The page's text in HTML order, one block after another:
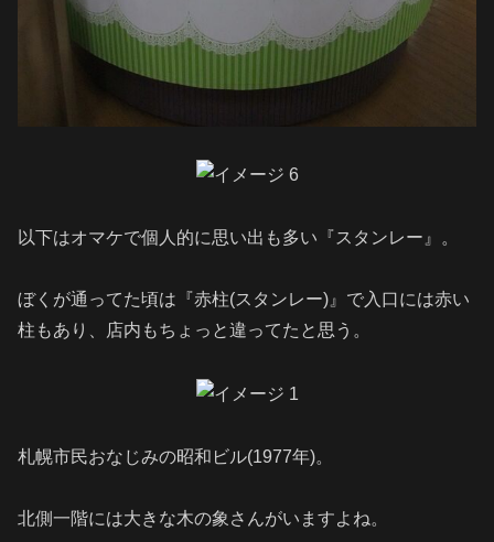
以下はオマケで個人的に思い出も多い『スタンレー』。
ぼくが通ってた頃は『赤柱(スタンレー)』で入口には赤い
柱もあり、店内もちょっと違ってたと思う。
札幌市民おなじみの昭和ビル(1977年)。
北側一階には大きな木の象さんがいますよね。